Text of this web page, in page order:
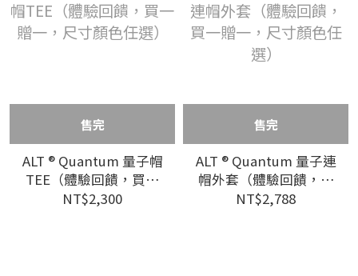
售完
ALT ® Quantum 量子帽
TEE（體驗回饋，買一
贈一，尺寸顏色任選）
NT$2,300
售完
ALT ® Quantum 量子連
帽外套（體驗回饋，買
一贈一，尺寸顏色任
NT$2,788